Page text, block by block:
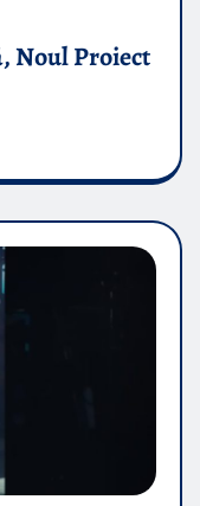
Noul Proiect